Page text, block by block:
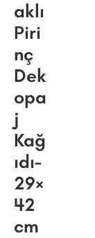
aklı
Piri
nç
Dek
opa
j
Kağ
ıdı-
29×
42
cm